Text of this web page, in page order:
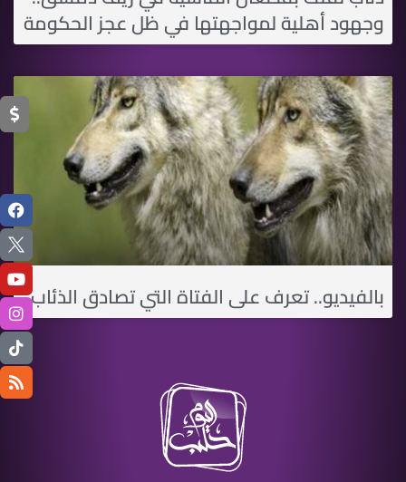
وجهود أهلية لمواجهتها في ظل عجز الحكومة
بالفيديو.. تعرف على الفتاة التي تصادق الذئاب